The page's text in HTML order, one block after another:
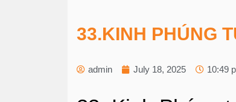
33.KINH PHÚNG
admin July 18, 2025 10:49